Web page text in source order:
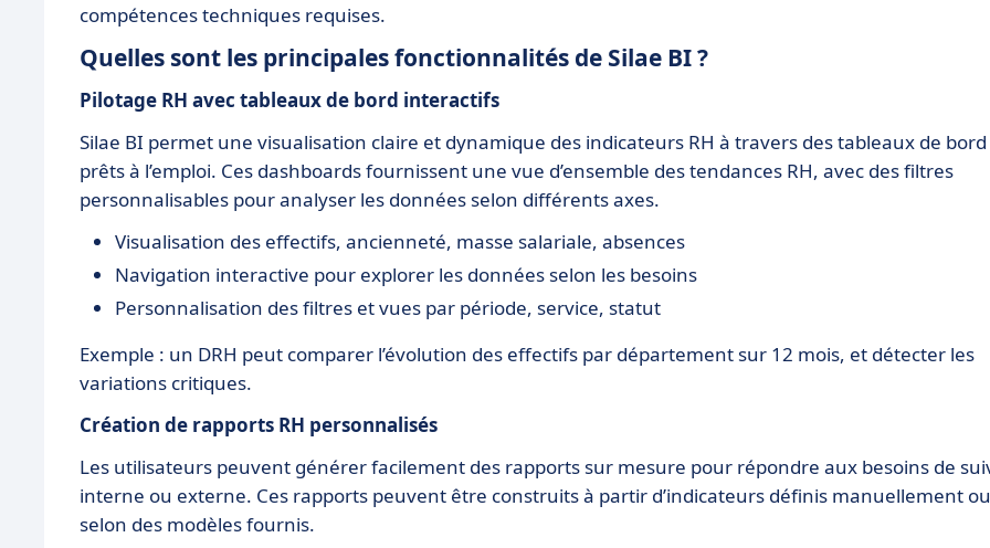
compétences techniques requises.
Quelles sont les principales fonctionnalités de Silae BI ?
Pilotage RH avec tableaux de bord interactifs
Silae BI permet une visualisation claire et dynamique des indicateurs RH à travers des tableaux de bord
prêts à l’emploi. Ces dashboards fournissent une vue d’ensemble des tendances RH, avec des filtres
personnalisables pour analyser les données selon différents axes.
Visualisation des effectifs, ancienneté, masse salariale, absences
Navigation interactive pour explorer les données selon les besoins
Personnalisation des filtres et vues par période, service, statut
Exemple : un DRH peut comparer l’évolution des effectifs par département sur 12 mois, et détecter les
variations critiques.
Création de rapports RH personnalisés
Les utilisateurs peuvent générer facilement des rapports sur mesure pour répondre aux besoins de
interne ou externe. Ces rapports peuvent être construits à partir d’indicateurs définis manuellement ou
selon des modèles fournis.